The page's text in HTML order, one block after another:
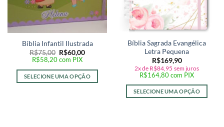
Bíblia Infantil Ilustrada
R$75,00 O
preço
era:
R$75,00.
R$60,00O
é:
R$60,00.
R$58,20com PIX
SELECIONE UMA OPÇÃO
Bíblia Sagrada Evangélica
Letra Pequena
R$169,90
2x de R$84,95 sem juros
R$164,80com PIX
SELECIONE UMA OPÇÃO